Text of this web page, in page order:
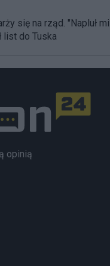
się na rząd. "Napluł
list do Tuska
opinią